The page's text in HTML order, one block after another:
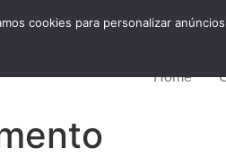
Home
cookies para personalizar